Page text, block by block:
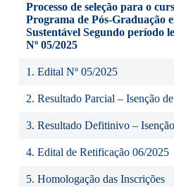
Processo de seleção para o
Programa de Pós-Graduação
Sustentável Segundo período
Nº 05/2025
1. Edital Nº 05/2025
2. Resultado Parcial – Isenção
3. Resultado Defitinivo –
4. Edital de Retificação 06/2025
5. Homologação das Inscrições